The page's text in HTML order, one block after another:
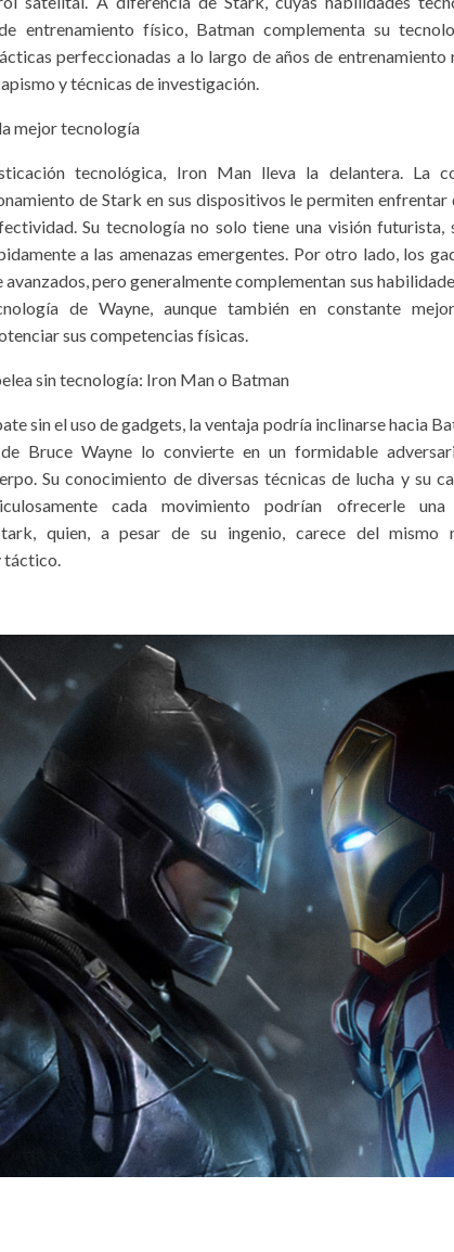
entrenamiento físico, Batman complementa su
perfeccionadas a lo largo de años de entrenamiento
y técnicas de investigación.
mejor tecnología
tecnológica, Iron Man lleva la delantera. La
de Stark en sus dispositivos le permiten enfrentar
Su tecnología no solo tiene una visión futurista,
a las amenazas emergentes. Por otro lado, los
pero generalmente complementan sus
de Wayne, aunque también en constante
sus competencias físicas.
sin tecnología: Iron Man o Batman
sin el uso de gadgets, la ventaja podría inclinarse hacia
Bruce Wayne lo convierte en un formidable
Su conocimiento de diversas técnicas de lucha y su
cada movimiento podrían ofrecerle una
quien, a pesar de su ingenio, carece del mismo
táctico.